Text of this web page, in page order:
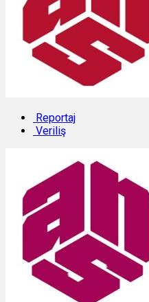
Reportaj
Veriliş